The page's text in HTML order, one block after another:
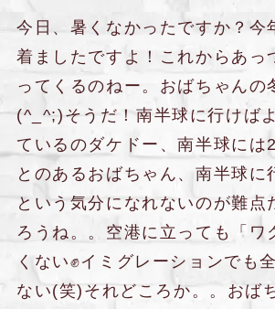
今日、暑くなかったですか？今
着ましたですよ！これからあっ
ってくるのねー。おばちゃんの
(^_^;)そうだ！南半球に行けば
ているのダケドー、南半球には
とのあるおばちゃん、南半球に
という気分になれないのが難点
ろうね。。空港に立っても「ワ
くない✊イミグレーションでも
ない(笑)それどころか。。おば